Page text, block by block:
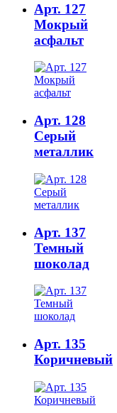
Арт. 127
Мокрый
асфальт
Арт. 128
Серый
металлик
Арт. 137
Темный
шоколад
Арт. 135
Коричневый